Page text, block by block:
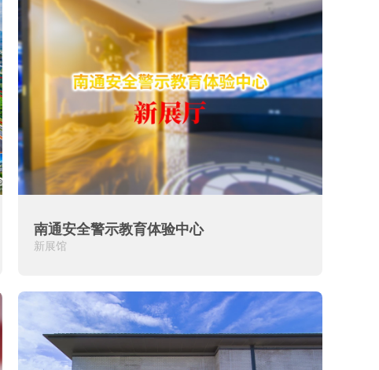
南通安全警示教育体验中心
新展馆